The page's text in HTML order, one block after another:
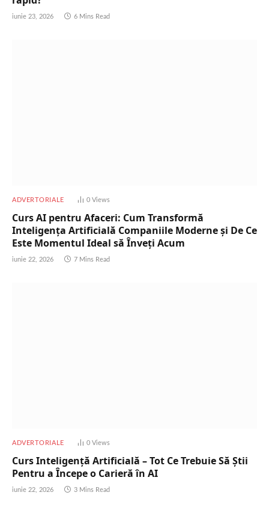
iunie 23, 2026 6 Mins Read
ADVERTORIALE 0 Views
Curs AI pentru Afaceri: Cum Transformă
Inteligența Artificială Companiile Moderne și De Ce
Este Momentul Ideal să Înveți Acum
iunie 22, 2026 7 Mins Read
ADVERTORIALE 0 Views
Curs Inteligență Artificială – Tot Ce Trebuie Să Știi
Pentru a Începe o Carieră în AI
iunie 22, 2026 3 Mins Read